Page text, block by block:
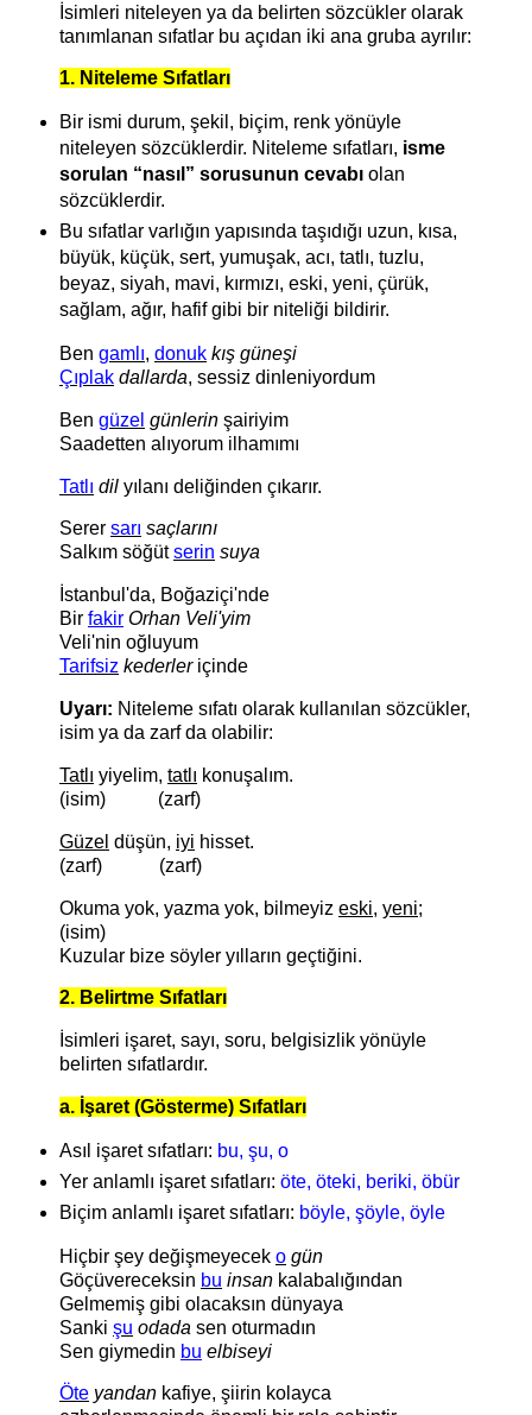
İsimleri niteleyen ya da belirten sözcükler olarak
tanımlanan sıfatlar bu açıdan iki ana gruba ayrılır:
1. Niteleme Sıfatları
Bir ismi durum, şekil, biçim, renk yönüyle
niteleyen sözcüklerdir. Niteleme sıfatları, isme
sorulan “nasıl” sorusunun cevabıolan
sözcüklerdir.
Bu sıfatlar varlığın yapısında taşıdığı uzun, kısa,
büyük, küçük, sert, yumuşak, acı, tatlı, tuzlu,
beyaz, siyah, mavi, kırmızı, eski, yeni, çürük,
sağlam, ağır, hafif gibi bir niteliği bildirir.
Ben gamlı, donuk kış güneşi
Çıplak dallarda, sessiz dinleniyordum
Ben güzel günlerin şairiyim
Saadetten alıyorum ilhamımı
Tatlı dil yılanı deliğinden çıkarır.
Serer sarı saçlarını
Salkım söğütserin suya
İstanbul'da, Boğaziçi'nde
Bir fakir Orhan Veli'yim
Veli'nin oğluyum
Tarifsiz kederleriçinde
Uyarı: Niteleme sıfatı olarak kullanılan sözcükler,
isim ya da zarf da olabilir:
Tatlı yiyelim, tatlı konuşalım.
(isim) (zarf)
Güzel düşün, iyi hisset.
(zarf) (zarf)
Okuma yok, yazma yok, bilmeyiz eski, yeni;
(isim)
Kuzular bize söyler yılların geçtiğini.
2. Belirtme Sıfatları
İsimleri işaret, sayı, soru, belgisizlik yönüyle
belirten sıfatlardır.
a. İşaret (Gösterme) Sıfatları
Asıl işaret sıfatları: bu, şu, o
Yer anlamlı işaret sıfatları: öte, öteki, beriki, öbür
Biçim anlamlı işaret sıfatları: böyle, şöyle, öyle
Hiçbir şey değişmeyecek o gün
Göçüvereceksin bu insan kalabalığından
Gelmemiş gibi olacaksın dünyaya
Sanki şu odada sen oturmadın
Sen giymedin bu elbiseyi
Öte yandan kafiye, şiirin kolayca